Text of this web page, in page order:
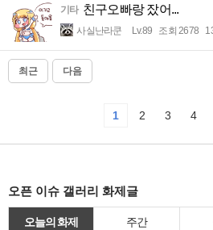
기타 친구오빠랑 잤어...
사실난라쿤 Lv.89 조회 2678
최근 다음
1 2 3 4
오픈 이슈 갤러리 화제글
오늘의 화제 주간